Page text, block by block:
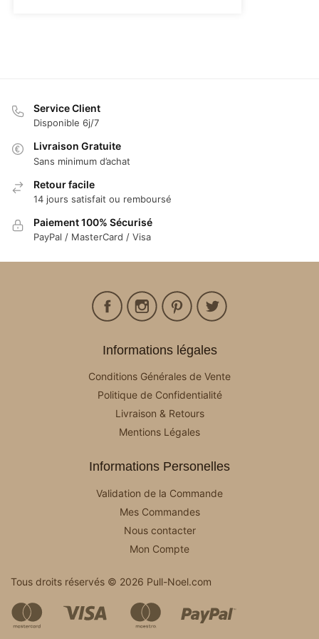
Service Client
Disponible 6j/7
Livraison Gratuite
Sans minimum d’achat
Retour facile
14 jours satisfait ou remboursé
Paiement 100% Sécurisé
PayPal / MasterCard / Visa
Informations légales
Conditions Générales de Vente
Politique de Confidentialité
Livraison & Retours
Mentions Légales
Informations Personelles
Validation de la Commande
Mes Commandes
Nous contacter
Mon Compte
Tous droits réservés © 2026 Pull-Noel.com